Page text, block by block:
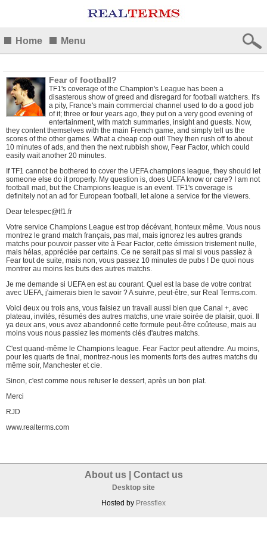
Home Menu
Fear of football?
TF1's coverage of the Champion's League has been a
disasterous show of greed and disregard for football watchers. It's
a pity, France's main commercial channel used to do a good job
of it; three or four years ago, they put on a very good evening of
entertainment, with match summaries, insight and guests. Now,
they content themselves with the main French game, and simply tell us the
scores of the other games. What a cheap cop out! They then rush off to about
10 minutes of ads, and then the next rubbish show, Fear Factor, which could
easily wait another 20 minutes.
If TF1 cannot be bothered to cover the UEFA champions league, they should let
someone else do it properly. My question is, does UEFA know or care? I am not
football mad, but the Champions league is an event. TF1's coverage is
definitely not an ad for European football, let alone a service for the viewers.
Dear telespec@tf1.fr
Votre service Champions League est trop décévant, honteux même. Vous nous
montrez le grand match français, pas mal, mais ignorez les autres grands
matchs pour pouvoir passer vite à Fear Factor, cette émission tristement nulle,
mais hélas, appréciée par certains. Ce ne serait pas si mal si vous passiez à
Fear tout de suite, mais non, vous passez 10 minutes de pubs ! De quoi nous
montrer au moins les buts des autres matchs.
Je me demande si UEFA en est au courant. Quel est la base de votre contrat
avec UEFA, j'aimerais bien le savoir ? A suivre, peut-être, sur Real Terms.com.
Voici deux ou trois ans, vous faisiez un travail aussi bien que Canal +, avec
plateau, invités, résumés des autres matchs, une vraie soirée de plaisir, quoi. Il
ya deux ans, vous avez abandonné cette formule peut-être coûteuse, mais au
moins vous nous passiez les moments clés d'autres matchs.
C'est quand-même le Champions league. Fear Factor peut attendre. Au moins,
pour les quarts de final, montrez-nous les moments forts des autres matchs du
même soir, Manchester et cie.
Sinon, c'est comme nous refuser le dessert, après un bon plat.
Merci
RJD
www.realterms.com
About us| Contact us
Desktop site
Hosted by Pressflex